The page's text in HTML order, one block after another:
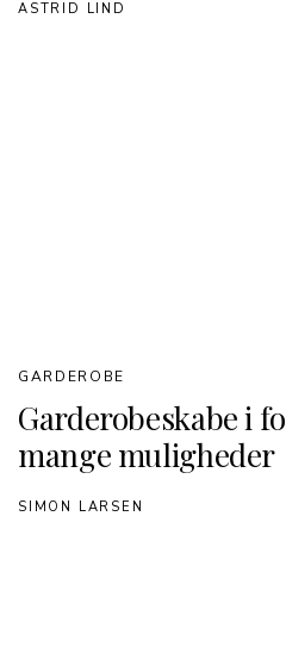
ASTRID LIND
Garderobeskabe i
mange muligheder
GARDEROBE
SIMON LARSEN